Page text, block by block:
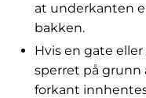
at underkanten
bakken.
Hvis en gate
sperret på grunn
forkant